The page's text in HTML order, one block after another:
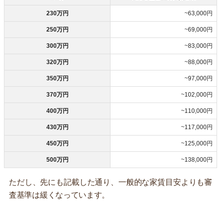
230万円 ~63,000円
250万円 ~69,000円
300万円 ~83,000円
320万円 ~88,000円
350万円 ~97,000円
370万円 ~102,000円
400万円 ~110,000円
430万円 ~117,000円
450万円 ~125,000円
500万円 ~138,000円
ただし、先にも記載した通り、一般的な家賃目安よりも審
査基準は緩くなっています。